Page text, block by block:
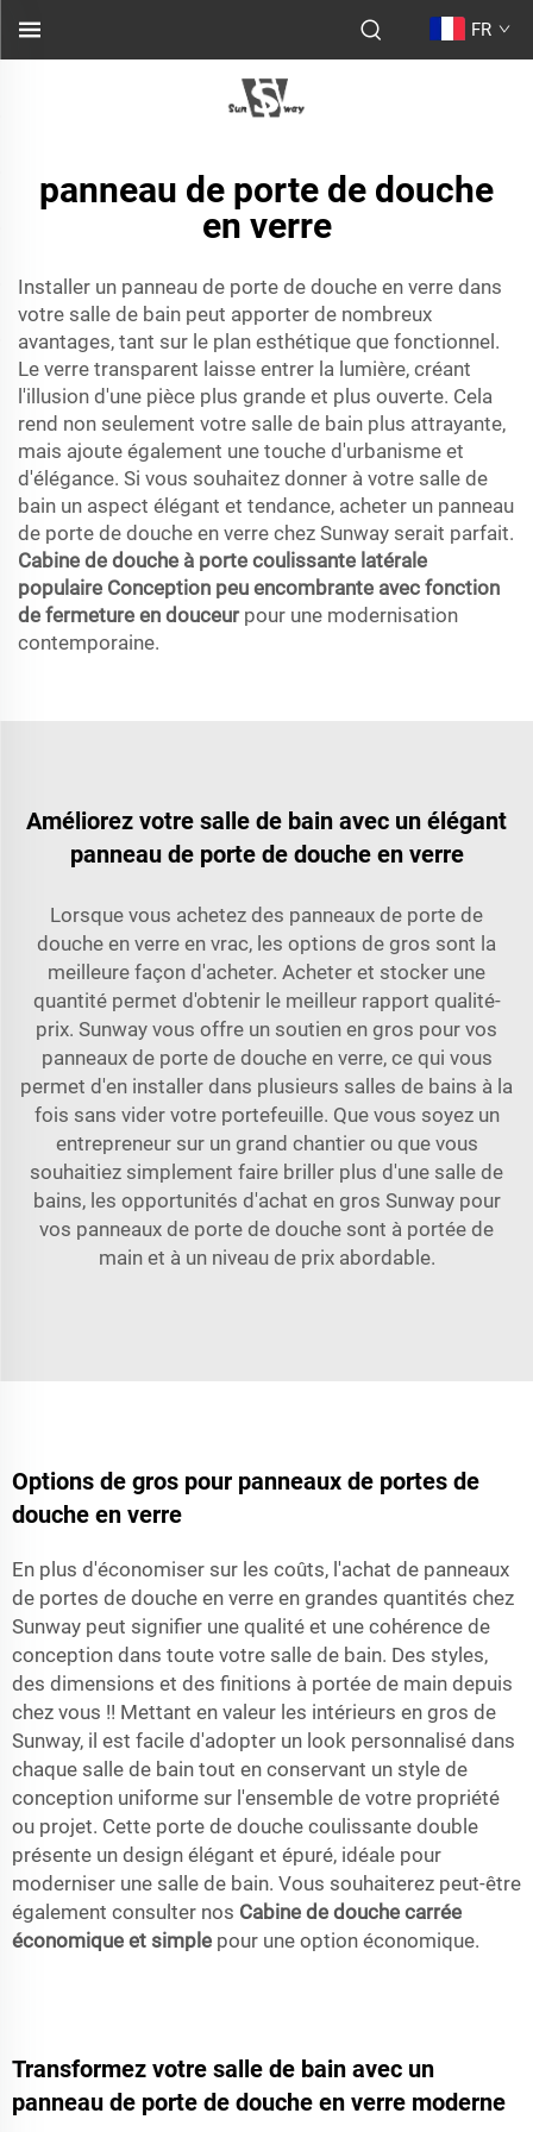
FR
panneau de porte de douche
en verre
Installer un panneau de porte de douche en verre dans
votre salle de bain peut apporter de nombreux
avantages, tant sur le plan esthétique que fonctionnel.
Le verre transparent laisse entrer la lumière, créant
l'illusion d'une pièce plus grande et plus ouverte. Cela
rend non seulement votre salle de bain plus attrayante,
mais ajoute également une touche d'urbanisme et
d'élégance. Si vous souhaitez donner à votre salle de
bain un aspect élégant et tendance, acheter un panneau
de porte de douche en verre chez Sunway serait parfait.
Cabine de douche à porte coulissante latérale
populaire Conception peu encombrante avec fonction
de fermeture en douceur pour une modernisation
contemporaine.
Améliorez votre salle de bain avec un élégant
panneau de porte de douche en verre
Lorsque vous achetez des panneaux de porte de
douche en verre en vrac, les options de gros sont la
meilleure façon d'acheter. Acheter et stocker une
quantité permet d'obtenir le meilleur rapport qualité-
prix. Sunway vous offre un soutien en gros pour vos
panneaux de porte de douche en verre, ce qui vous
permet d'en installer dans plusieurs salles de bains à la
fois sans vider votre portefeuille. Que vous soyez un
entrepreneur sur un grand chantier ou que vous
souhaitiez simplement faire briller plus d'une salle de
bains, les opportunités d'achat en gros Sunway pour
vos panneaux de porte de douche sont à portée de
main et à un niveau de prix abordable.
Options de gros pour panneaux de portes de
douche en verre
En plus d'économiser sur les coûts, l'achat de panneaux
de portes de douche en verre en grandes quantités chez
Sunway peut signifier une qualité et une cohérence de
conception dans toute votre salle de bain. Des styles,
des dimensions et des finitions à portée de main depuis
chez vous !! Mettant en valeur les intérieurs en gros de
Sunway, il est facile d'adopter un look personnalisé dans
chaque salle de bain tout en conservant un style de
conception uniforme sur l'ensemble de votre propriété
ou projet. Cette porte de douche coulissante double
présente un design élégant et épuré, idéale pour
moderniser une salle de bain. Vous souhaiterez peut-être
également consulter nos Cabine de douche carrée
économique et simple pour une option économique.
Transformez votre salle de bain avec un
panneau de porte de douche en verre moderne